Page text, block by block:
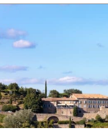
💎La
Séminaire Auvergne-